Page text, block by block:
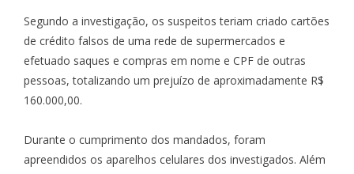
Segundo a investigação, os suspeitos teriam criado cartões
de crédito falsos de uma rede de supermercados e
efetuado saques e compras em nome e CPF de outras
pessoas, totalizando um prejuízo de aproximadamente R$
160.000,00.
Durante o cumprimento dos mandados, foram
apreendidos os aparelhos celulares dos investigados. Além